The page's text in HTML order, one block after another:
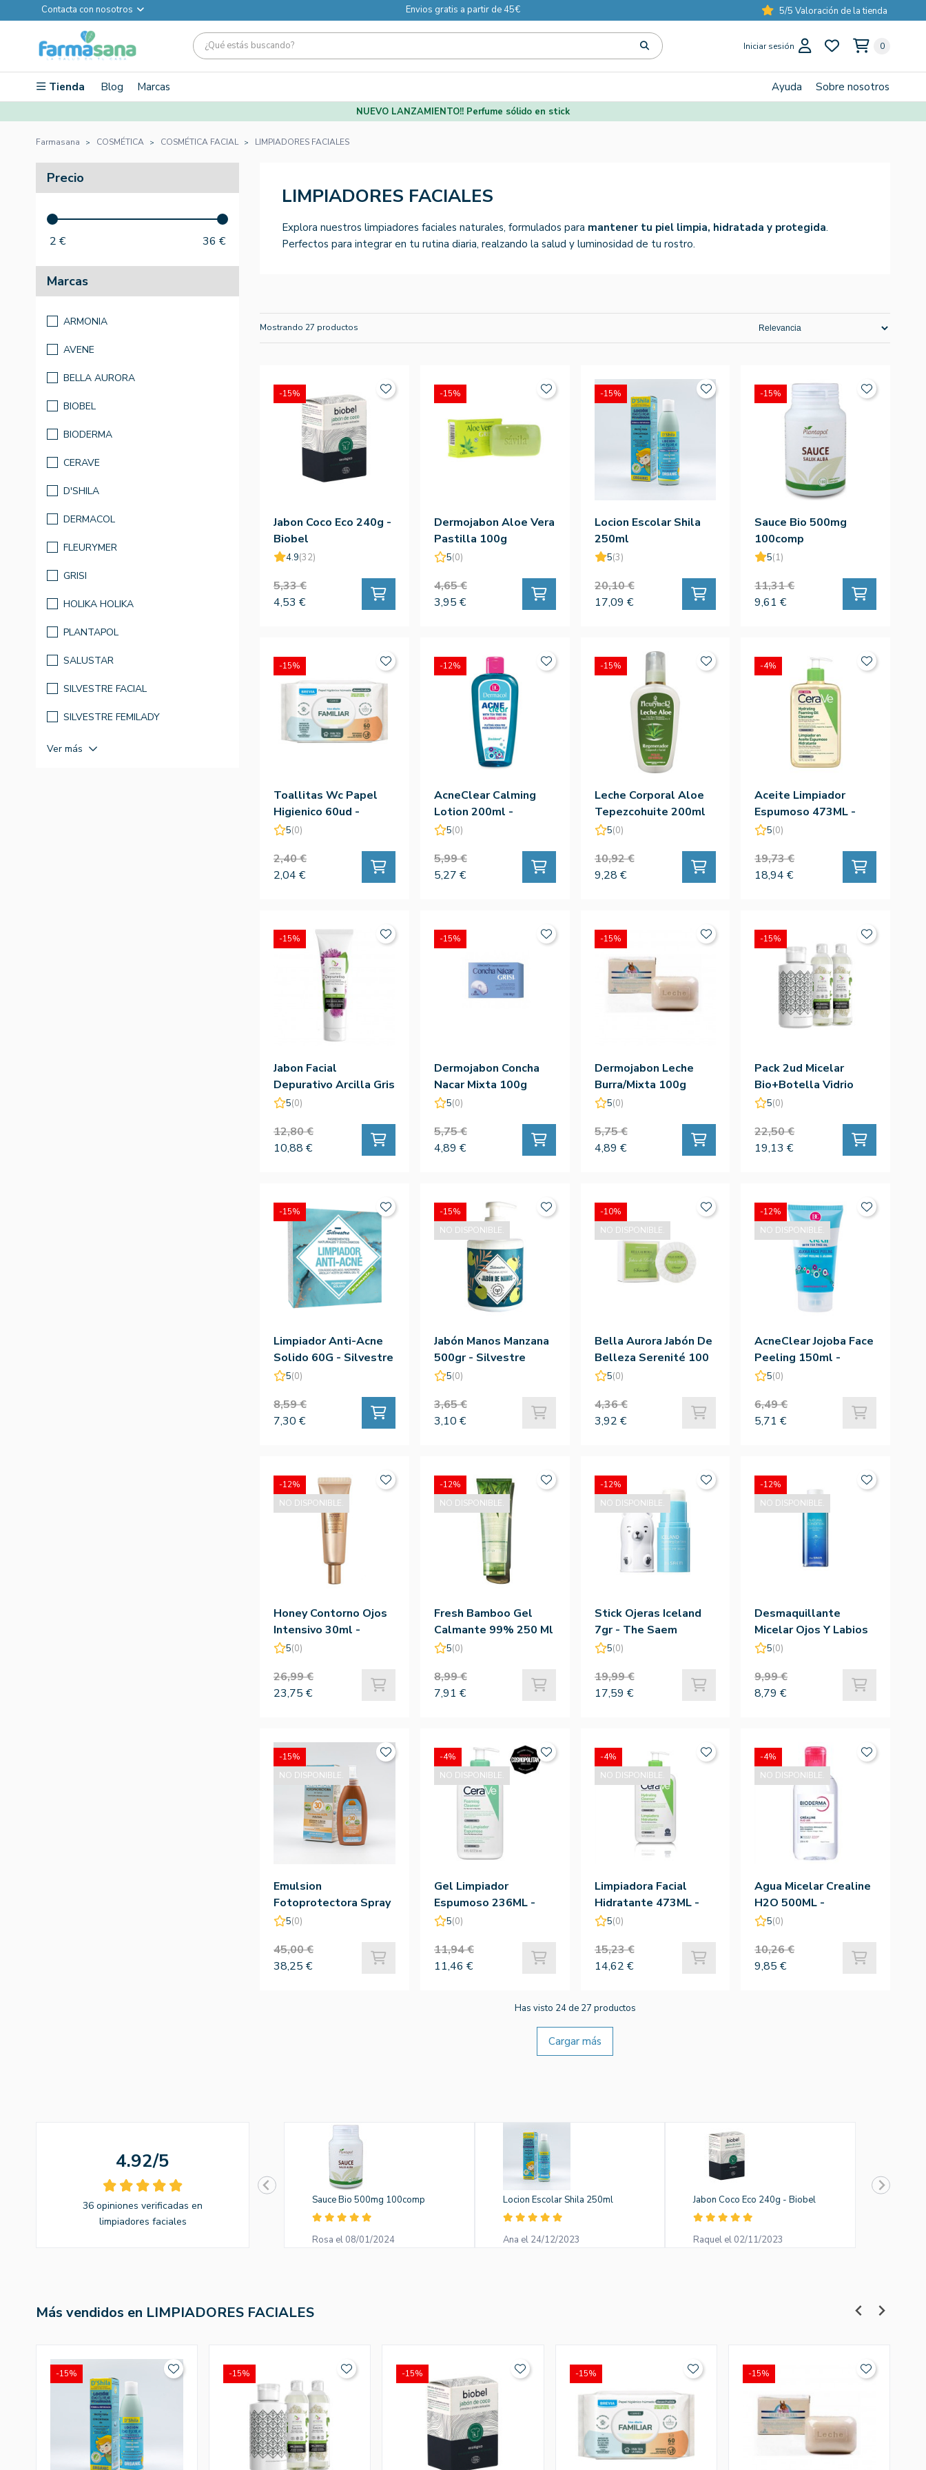
Contacta con nosotros Envios gratis a partir de 45€ 5/5 Valoración de la tienda
Iniciar sesión 0
Tienda Blog Marcas Ayuda Sobre nosotros
NUEVO LANZAMIENTO!! Perfume sólido en stick
Farmasana COSMÉTICA COSMÉTICA FACIAL LIMPIADORES FACIALES
Precio
2 € 36 €
Marcas
ARMONIA
AVENE
BELLA AURORA
BIOBEL
BIODERMA
CERAVE
D'SHILA
DERMACOL
FLEURYMER
GRISI
HOLIKA HOLIKA
PLANTAPOL
SALUSTAR
SILVESTRE FACIAL
SILVESTRE FEMILADY
Ver más
LIMPIADORES FACIALES
Explora nuestros limpiadores faciales naturales, formulados para mantener tu piel limpia, hidratada y protegida.
Perfectos para integrar en tu rutina diaria, realzando la salud y luminosidad de tu rostro.
Mostrando 27 productos
Jabon Coco Eco 240g -
Biobel
4.9(32)
5,33 €
4,53 €
-15%
Dermojabon Aloe Vera
Pastilla 100g
5(0)
4,65 €
3,95 €
-15%
Locion Escolar Shila
250ml
5(3)
20,10 €
17,09 €
-15%
Sauce Bio 500mg
100comp
5(1)
11,31 €
9,61 €
-15%
Toallitas Wc Papel
Higienico 60ud -
Salustar
5(0)
2,40 €
2,04 €
-15%
AcneClear Calming
Lotion 200ml -
Dermacol
5(0)
5,99 €
5,27 €
-12%
Leche Corporal Aloe
Tepezcohuite 200ml
5(0)
10,92 €
9,28 €
-15%
Aceite Limpiador
Espumoso 473ML -
Cerave
5(0)
19,73 €
18,94 €
-4%
Jabon Facial
Depurativo Arcilla Gris
150g - Armonía
5(0)
12,80 €
10,88 €
-15%
Dermojabon Concha
Nacar Mixta 100g
5(0)
5,75 €
4,89 €
-15%
Dermojabon Leche
Burra/Mixta 100g
5(0)
5,75 €
4,89 €
-15%
Pack 2ud Micelar
Bio+Botella Vidrio
5(0)
22,50 €
19,13 €
-15%
Limpiador Anti-Acne
Solido 60G - Silvestre
Facial
5(0)
8,59 €
7,30 €
-15%
Jabón Manos Manzana
500gr - Silvestre
5(0)
3,65 €
3,10 €
-15%
NO DISPONIBLE.
Bella Aurora Jabón De
Belleza Serenité 100
Gr5(0)
4,36 €
3,92 €
-10%
NO DISPONIBLE.
AcneClear Jojoba Face
Peeling 150ml -
Dermacol
5(0)
6,49 €
5,71 €
-12%
NO DISPONIBLE.
Honey Contorno Ojos
Intensivo 30ml -
Holika Holika
5(0)
26,99 €
23,75 €
-12%
NO DISPONIBLE.
Fresh Bamboo Gel
Calmante 99% 250 Ml
- The Saem
5(0)
8,99 €
7,91 €
-12%
NO DISPONIBLE.
Stick Ojeras Iceland
7gr - The Saem
5(0)
19,99 €
17,59 €
-12%
NO DISPONIBLE.
Desmaquillante
Micelar Ojos Y Labios
150ml - The Saem
5(0)
9,99 €
8,79 €
-12%
NO DISPONIBLE.
Emulsion
Fotoprotectora Spray
Fps 25 200ml
5(0)
45,00 €
38,25 €
-15%
NO DISPONIBLE.
Gel Limpiador
Espumoso 236ML -
Cerave
5(0)
11,94 €
11,46 €
-4%
NO DISPONIBLE.
Limpiadora Facial
Hidratante 473ML -
Cerave
5(0)
15,23 €
14,62 €
-4%
NO DISPONIBLE.
Agua Micelar Crealine
H2O 500ML -
Bioderma
5(0)
10,26 €
9,85 €
-4%
NO DISPONIBLE.
Has visto 24 de 27 productos
Cargar más
4.92/5
36 opiniones verificadas en
limpiadores faciales
Sauce Bio 500mg 100comp
Rosa el 08/01/2024
Locion Escolar Shila 250ml
Ana el 24/12/2023
Jabon Coco Eco 240g - Biobel
Raquel el 02/11/2023
Más vendidos en LIMPIADORES FACIALES
-15% -15% -15% -15% -15%